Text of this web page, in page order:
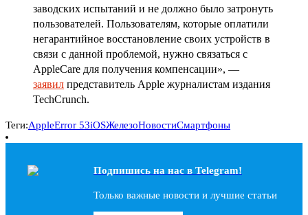
заводских испытаний и не должно было затронуть
пользователей. Пользователям, которые оплатили
негарантийное восстановление своих устройств в
связи с данной проблемой, нужно связаться с
AppleCare для получения компенсации», —
заявил представитель Apple журналистам издания
TechCrunch.
Теги:AppleError 53iOSЖелезоНовостиСмартфоны
Подпишись на наc в Telegram!
Только важные новости и лучшие статьи